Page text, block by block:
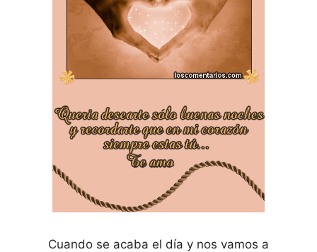
Cuando se acaba el día y nos vamos a